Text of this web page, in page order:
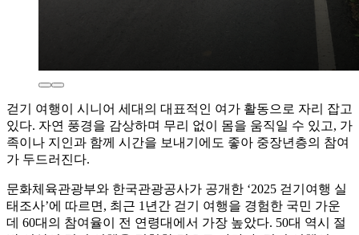
걷기 여행이 시니어 세대의 대표적인 여가 활동으로 자리 잡고
있다. 자연 풍경을 감상하며 무리 없이 몸을 움직일 수 있고, 가
족이나 지인과 함께 시간을 보내기에도 좋아 중장년층의 참여
가 두드러진다.
문화체육관광부와 한국관광공사가 공개한 ‘2025 걷기여행 실
태조사’에 따르면, 최근 1년간 걷기 여행을 경험한 국민 가운
데 60대의 참여율이 전 연령대에서 가장 높았다. 50대 역시 절